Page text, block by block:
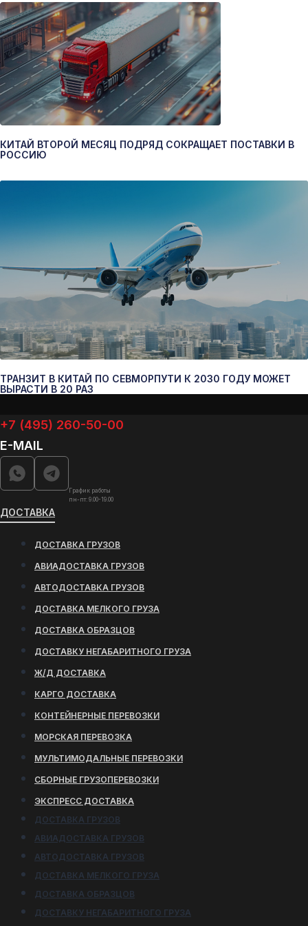
КИТАЙ ВТОРОЙ МЕСЯЦ ПОДРЯД СОКРАЩАЕТ ПОСТАВКИ В
РОССИЮ
ТРАНЗИТ В КИТАЙ ПО СЕВМОРПУТИ К 2030 ГОДУ МОЖЕТ
ВЫРАСТИ В 20 РАЗ
+7 (495) 260-50-00
E-MAIL
График работы
пн-пт: 9.00-19.00
ДОСТАВКА
ДОСТАВКА ГРУЗОВ
АВИАДОСТАВКА ГРУЗОВ
АВТОДОСТАВКА ГРУЗОВ
ДОСТАВКА МЕЛКОГО ГРУЗА
ДОСТАВКА ОБРАЗЦОВ
ДОСТАВКУ НЕГАБАРИТНОГО ГРУЗА
Ж/Д ДОСТАВКА
КАРГО ДОСТАВКА
КОНТЕЙНЕРНЫЕ ПЕРЕВОЗКИ
МОРСКАЯ ПЕРЕВОЗКА
МУЛЬТИМОДАЛЬНЫЕ ПЕРЕВОЗКИ
СБОРНЫЕ ГРУЗОПЕРЕВОЗКИ
ЭКСПРЕСС ДОСТАВКА
ДОСТАВКА ГРУЗОВ
АВИАДОСТАВКА ГРУЗОВ
АВТОДОСТАВКА ГРУЗОВ
ДОСТАВКА МЕЛКОГО ГРУЗА
ДОСТАВКА ОБРАЗЦОВ
ДОСТАВКУ НЕГАБАРИТНОГО ГРУЗА